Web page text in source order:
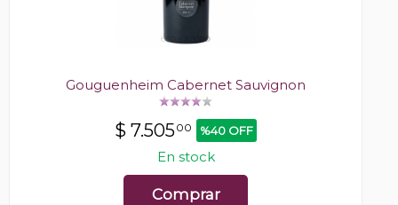
Gouguenheim Cabernet Sauvignon
$ 7.50500 %40 OFF
En stock
Comprar